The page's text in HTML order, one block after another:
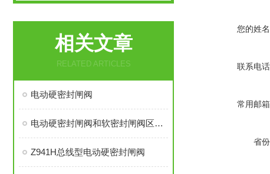
相关文章
RELATED ARTICLES
电动硬密封闸阀
电动硬密封闸阀和软密封闸阀区别在哪呢？
Z941H总线型电动硬密封闸阀
您的姓名
联系电话
常用邮箱
省份